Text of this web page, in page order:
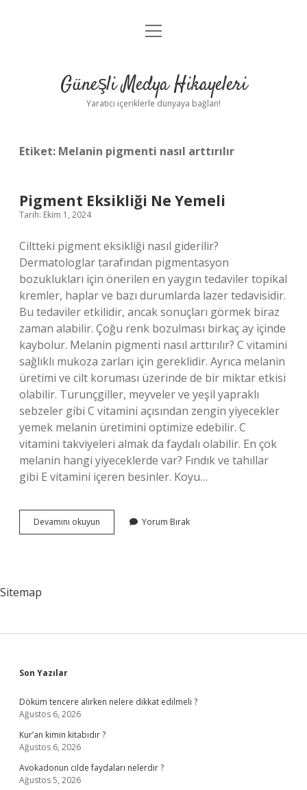
Anasayfa
Yasal Uyarı
menüyü
Güneşli Medya Hikayeleri
Yaratıcı içeriklerle dünyaya bağlan!
Etiket: Melanin pigmenti nasıl arttırılır
Pigment Eksikliği Ne Yemeli
Tarih: Ekim 1, 2024
Ciltteki pigment eksikliği nasıl giderilir?
Dermatologlar tarafından pigmentasyon
bozuklukları için önerilen en yaygın tedaviler topikal
kremler, haplar ve bazı durumlarda lazer tedavisidir.
Bu tedaviler etkilidir, ancak sonuçları görmek biraz
zaman alabilir. Çoğu renk bozulması birkaç ay içinde
kaybolur. Melanin pigmenti nasıl arttırılır? C vitamini
sağlıklı mukoza zarları için gereklidir. Ayrıca melanin
üretimi ve cilt koruması üzerinde de bir miktar etkisi
olabilir. Turunçgiller, meyveler ve yeşil yapraklı
sebzeler gibi C vitamini açısından zengin yiyecekler
yemek melanin üretimini optimize edebilir. C
vitamini takviyeleri almak da faydalı olabilir. En çok
melanin hangi yiyeceklerde var? Fındık ve tahıllar
gibi E vitamini içeren besinler. Koyu…
Devamını okuyun Pigment
Eksikliği
Yorum Bırak
Sitemap
Sidebar
Son Yazılar
Döküm tencere alırken nelere dikkat edilmeli ?
Ağustos 6, 2026
Kur’an kimin kitabıdır ?
Ağustos 6, 2026
Avokadonun cilde faydaları nelerdir ?
Ağustos 5, 2026